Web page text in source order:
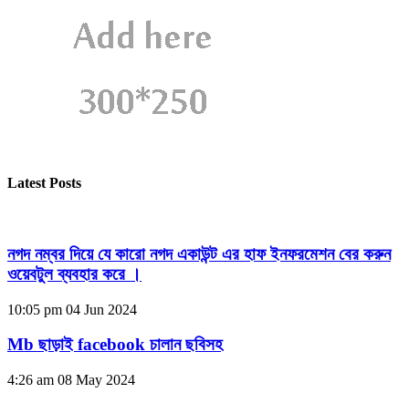
Latest Posts
নগদ নম্বর দিয়ে যে কারো নগদ একাউন্ট এর হাফ ইনফরমেশন বের করুন
ওয়েবটুল ব্যবহার করে ।
10:05 pm 04 Jun 2024
Mb ছাড়াই facebook চালান ছবিসহ
4:26 am 08 May 2024